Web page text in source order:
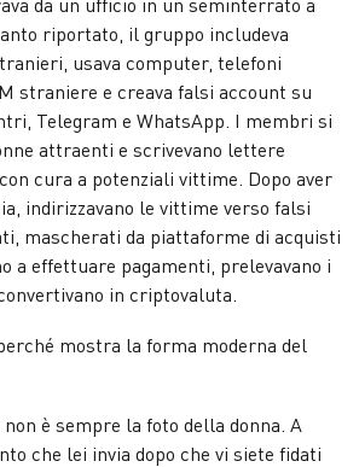
riportato, il gruppo includeva
usava computer, telefoni
straniere e creava falsi account su
Telegram e WhatsApp. I membri si
attraenti e scrivevano lettere
cura a potenziali vittime. Dopo aver
indirizzavano le vittime verso falsi
mascherati da piattaforme di acquisti
a effettuare pagamenti, prelevavano i
in criptovaluta.
mostra la forma moderna del
è sempre la foto della donna. A
che lei invia dopo che vi siete fidati